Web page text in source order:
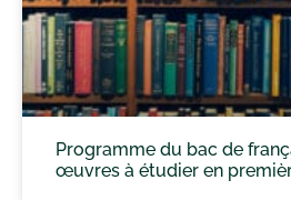
Programme du bac de
œuvres à étudier en